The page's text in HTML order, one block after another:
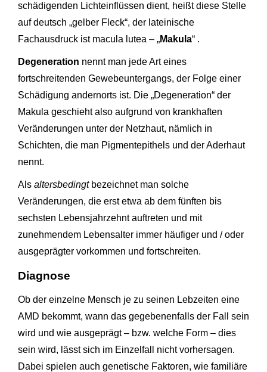
schädigenden Lichteinflüssen dient, heißt diese Stelle
auf deutsch „gelber Fleck“, der lateinische
Fachausdruck ist macula lutea – „Makula“ .
Degeneration nennt man jede Art eines
fortschreitenden Gewebeuntergangs, der Folge einer
Schädigung andernorts ist. Die „Degeneration“ der
Makula geschieht also aufgrund von krankhaften
Veränderungen unter der Netzhaut, nämlich in
Schichten, die man Pigmentepithels und der Aderhaut
nennt.
Als altersbedingtbezeichnet man solche
Veränderungen, die erst etwa ab dem fünften bis
sechsten Lebensjahrzehnt auftreten und mit
zunehmendem Lebensalter immer häufiger und / oder
ausgeprägter vorkommen und fortschreiten.
Diagnose
Ob der einzelne Mensch je zu seinen Lebzeiten eine
AMD bekommt, wann das gegebenenfalls der Fall sein
wird und wie ausgeprägt – bzw. welche Form – dies
sein wird, lässt sich im Einzelfall nicht vorhersagen.
Dabei spielen auch genetische Faktoren, wie familiäre